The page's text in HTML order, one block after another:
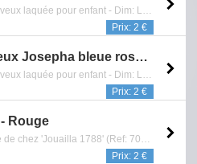
Une pince à cheveux laquée pour enfant - Dim: L5 cm - Sans Nickel - Reference: 0902.412.0810
Prix: 2 €
Pince cheveux Josepha bleue rose - Enfant
Une pince à cheveux laquée pour enfant - Dim: L5 cm - Sans Nickel - Reference: 0902.417.0810
Prix: 2 €
Rouge
Ecrin vide poche de chez 'Jouailla 1788' (Ref: 701 523) en plastique grainé rouge - Dimensions: 4 x 4 x 1.9 cm - intérieur mousse blanche - Reference: 0901.342.1112
Prix: 2 €